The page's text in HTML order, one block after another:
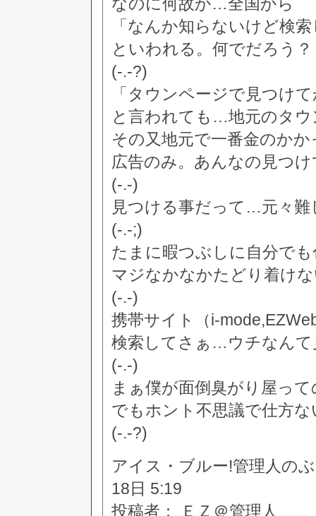
「なんか知らないけど検
といわれる。何でだろう？
(-.-?)
「タウンページで見つけ
と言われても…地元のタウ
その又地元で一番金のか
広告のみ。あんなの見つ
(-.-)
見つける事だって…元々
(-.-;)
たまに暇つぶしに自分で
マジなかなかたどり着け
(-.-)
携帯サイト（i-
検索してさぁ…ウチなん
(-.-)
まぁ僕が面倒臭がり屋っ
でもホント不思議で仕方な
(-.-?)
アイス・ブルー!管理人の
18日 5:19
投稿者： ＥＺ＠管理人